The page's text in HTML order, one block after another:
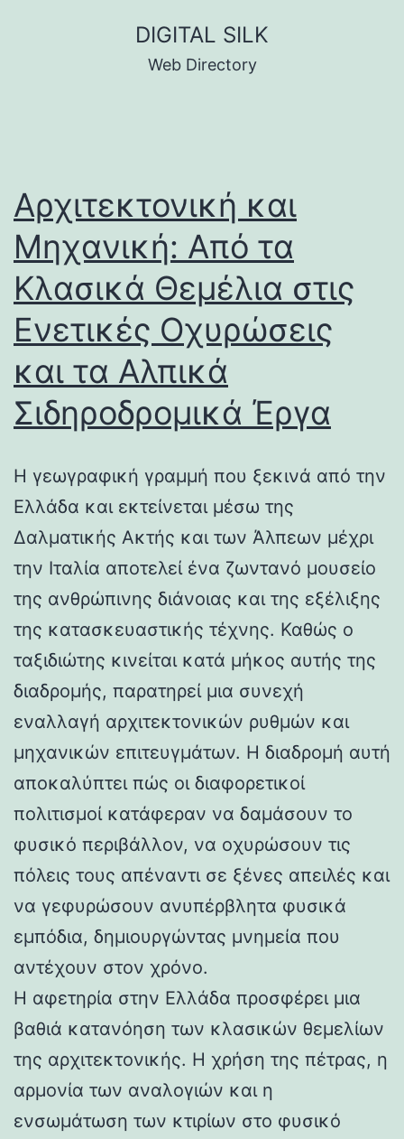
DIGITAL SILK
Web Directory
Αρχιτεκτονική και
Μηχανική: Από τα
Κλασικά Θεμέλια στις
Ενετικές Οχυρώσεις
και τα Αλπικά
Σιδηροδρομικά Έργα
Η γεωγραφική γραμμή που ξεκινά από την
Ελλάδα και εκτείνεται μέσω της
Δαλματικής Ακτής και των Άλπεων μέχρι
την Ιταλία αποτελεί ένα ζωντανό μουσείο
της ανθρώπινης διάνοιας και της εξέλιξης
της κατασκευαστικής τέχνης. Καθώς ο
ταξιδιώτης κινείται κατά μήκος αυτής της
διαδρομής, παρατηρεί μια συνεχή
εναλλαγή αρχιτεκτονικών ρυθμών και
μηχανικών επιτευγμάτων. Η διαδρομή αυτή
αποκαλύπτει πώς οι διαφορετικοί
πολιτισμοί κατάφεραν να δαμάσουν το
φυσικό περιβάλλον, να οχυρώσουν τις
πόλεις τους απέναντι σε ξένες απειλές και
να γεφυρώσουν ανυπέρβλητα φυσικά
εμπόδια, δημιουργώντας μνημεία που
αντέχουν στον χρόνο.
Η αφετηρία στην Ελλάδα προσφέρει μια
βαθιά κατανόηση των κλασικών θεμελίων
της αρχιτεκτονικής. Η χρήση της πέτρας, η
αρμονία των αναλογιών και η
ενσωμάτωση των κτιρίων στο φυσικό